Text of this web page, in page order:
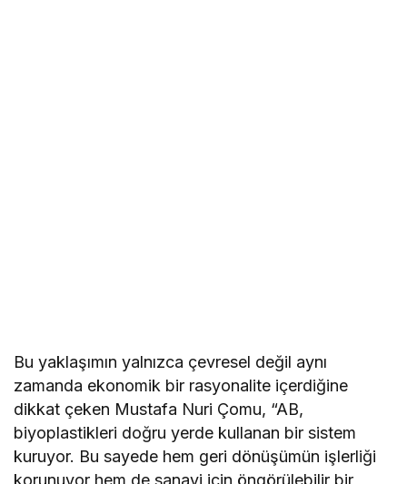
Bu yaklaşımın yalnızca çevresel değil aynı
zamanda ekonomik bir rasyonalite içerdiğine
dikkat çeken Mustafa Nuri Çomu, “AB,
biyoplastikleri doğru yerde kullanan bir sistem
kuruyor. Bu sayede hem geri dönüşümün işlerliği
korunuyor hem de sanayi için öngörülebilir bir